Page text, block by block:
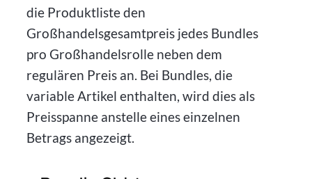
die Produktliste den
Großhandelsgesamtpreis jedes Bundles
pro Großhandelsrolle neben dem
regulären Preis an. Bei Bundles, die
variable Artikel enthalten, wird dies als
Preisspanne anstelle eines einzelnen
Betrags angezeigt.